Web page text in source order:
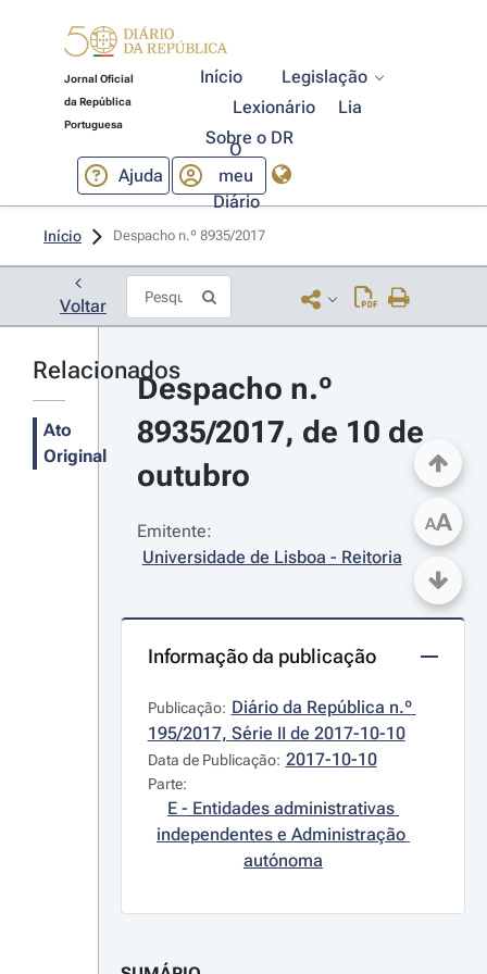
Jornal Oficial
da República
Portuguesa
Início
Legislação
Lexionário
Lia
Sobre o DR
Ajuda
O
meu
Diário
Início Despacho n.º 8935/2017
Voltar
Relacionados
Ato
Original
Despacho n.º
8935/2017, de 10 de
outubro
Emitente:
Universidade de Lisboa - Reitoria
Informação da publicação
Publicação: Diário da República n.º
195/2017, Série II de 2017-10-10
Data de Publicação: 2017-10-10
Parte:
E - Entidades administrativas
independentes e Administração
autónoma
AA